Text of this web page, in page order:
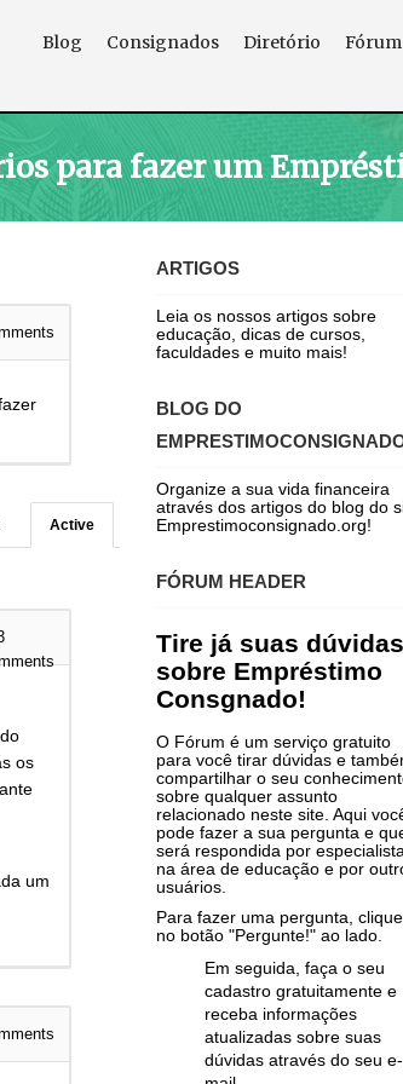
Blog Consignados Diretório Fórum
para fazer um
Active
os
um
ARTIGOS
Leia os nossos artigos sobre
educação, dicas de cursos,
faculdades e muito mais!
BLOG DO
Organize a sua vida financeira
através dos artigos do blog do
Emprestimoconsignado.org!
FÓRUM HEADER
Tire já suas dúvidas
sobre Empréstimo
Consgnado!
O Fórum é um serviço gratuito
para você tirar dúvidas e
compartilhar o seu
sobre qualquer assunto
relacionado neste site. Aqui
pode fazer a sua pergunta e
será respondida por
na área de educação e por
usuários.
Para fazer uma pergunta, clique
no botão "Pergunte!" ao lado.
Em seguida, faça o seu
cadastro gratuitamente e
receba informações
atualizadas sobre suas
dúvidas através do seu e-